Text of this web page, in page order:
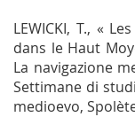
LEWICKI, T., «
dans le Haut
La navigazione
Settimane di
medioevo,